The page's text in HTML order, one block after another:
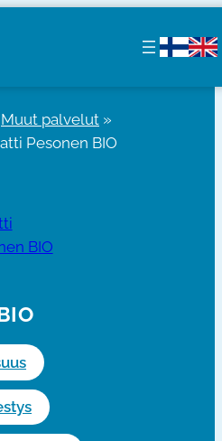
Muut palvelut »
Pesonen BIO